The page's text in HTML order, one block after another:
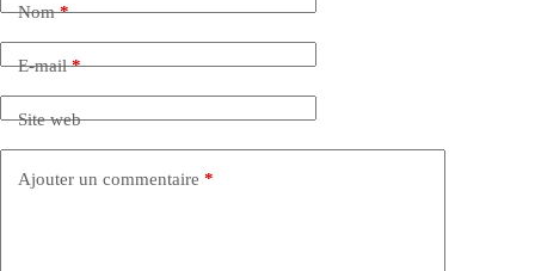
Nom*
E-mail*
Site web
Ajouter un commentaire *